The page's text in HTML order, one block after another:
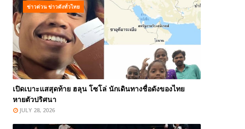
ข่าวด่วน ข่าวดังทั่วไทย
เปิดเบาะแสสุดท้าย ฮลุน โซโล่ นักเดินทางชื่อดังของไทย
หายตัวปริศนา
JULY 28, 2026